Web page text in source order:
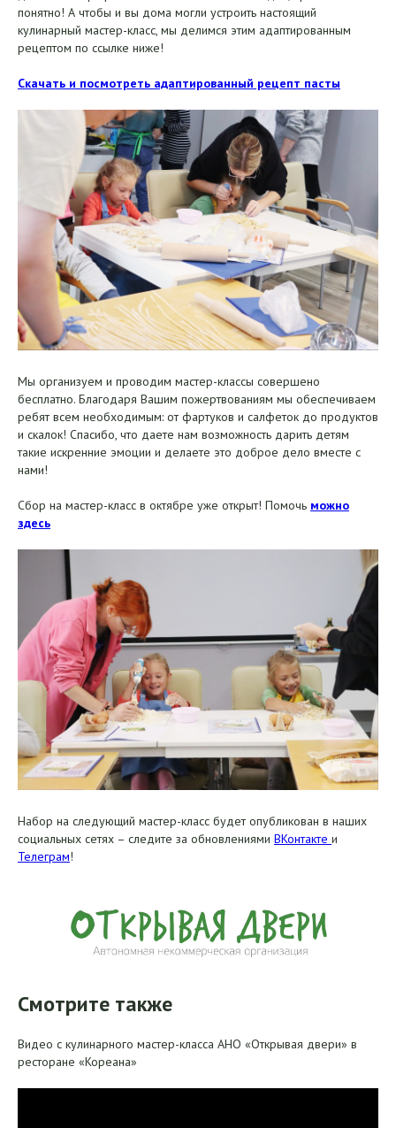
понятно! А чтобы и вы дома могли устроить настоящий
кулинарный мастер-класс, мы делимся этим адаптированным
рецептом по ссылке ниже!
Скачать и посмотреть адаптированный рецепт пасты
Мы организуем и проводим мастер-классы совершено
бесплатно. Благодаря Вашим пожертвованиям мы обеспечиваем
ребят всем необходимым: от фартуков и салфеток до продуктов
и скалок! Спасибо, что даете нам возможность дарить детям
такие искренние эмоции и делаете это доброе дело вместе с
нами!
Сбор на мастер-класс в октябре уже открыт! Помочь можно
здесь
Набор на следующий мастер-класс будет опубликован в наших
социальных сетях – следите за обновлениями ВКонтакте и
Телеграм!
Смотрите также
Видео с кулинарного мастер-класса АНО «Открывая двери» в
ресторане «Кореана»